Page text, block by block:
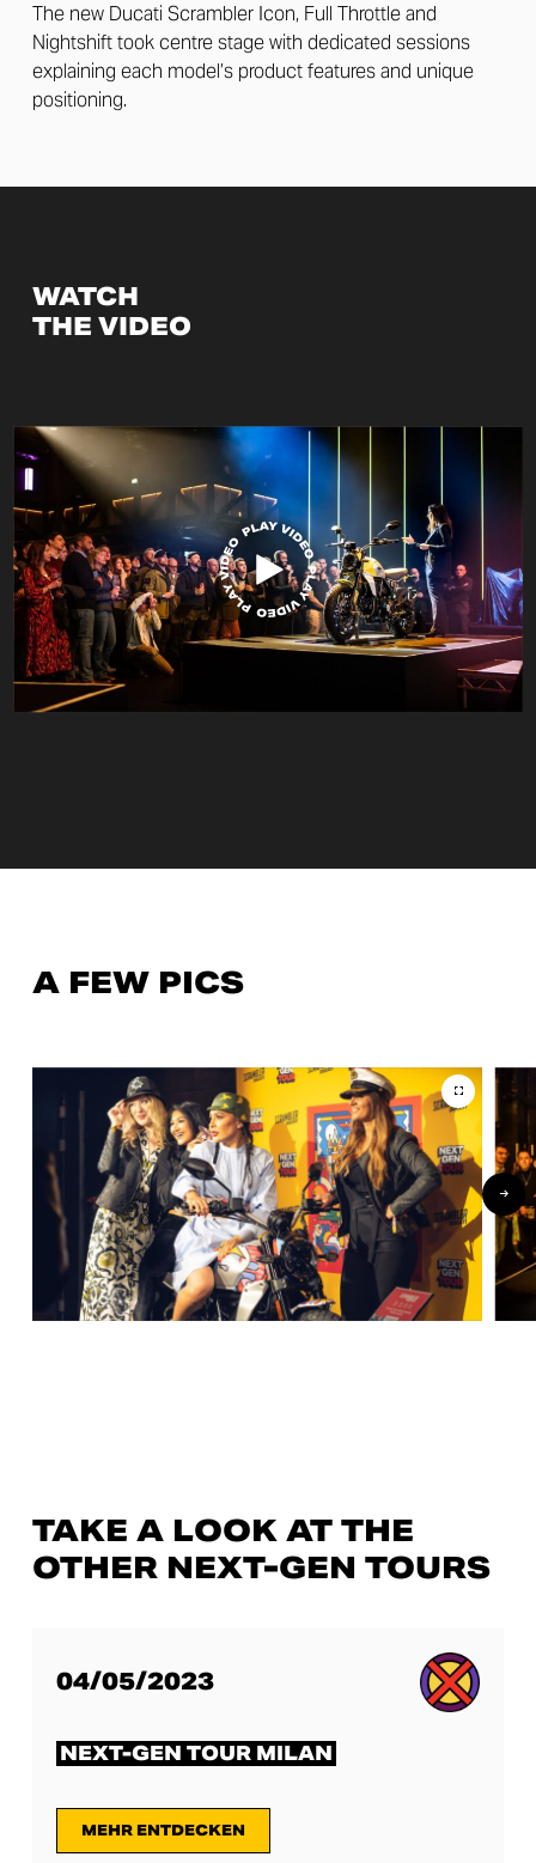
The new Ducati Scrambler Icon, Full Throttle and
Nightshift took centre stage with dedicated sessions
explaining each model’s product features and unique
positioning.
WATCH
THE VIDEO
A FEW PICS
TAKE A LOOK AT THE
OTHER NEXT-GEN TOURS
04/05/2023
NEXT-GEN TOUR MILAN
MEHR ENTDECKEN